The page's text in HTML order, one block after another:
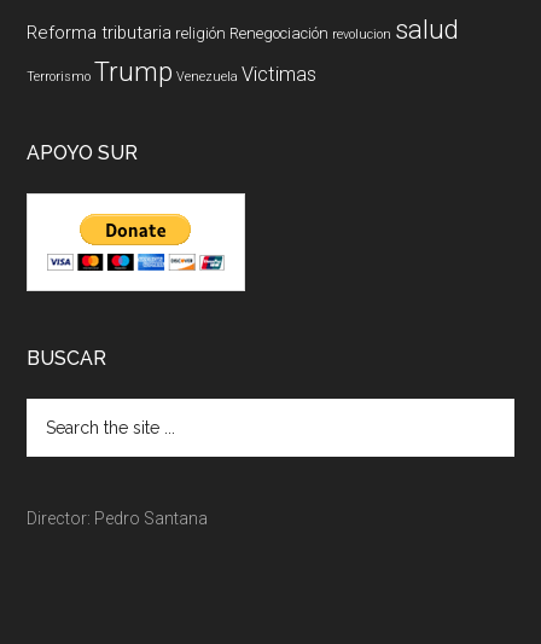
Reforma tributaria religión Renegociación revolucion salud
Terrorismo Trump Venezuela Victimas
APOYO SUR
BUSCAR
Director: Pedro Santana